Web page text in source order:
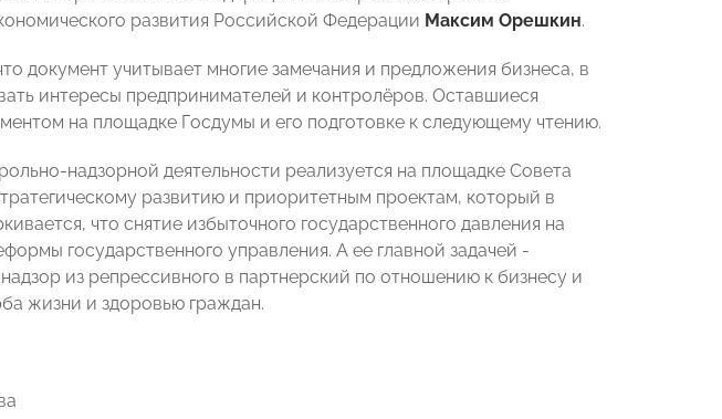
развития Российской Федерации Максим Орешкин.
документ учитывает многие замечания и предложения бизнеса, в
интересы предпринимателей и контролёров. Оставшиеся
на площадке Госдумы и его подготовке к следующему чтению.
надзорной деятельности реализуется на площадке Совета
развитию и приоритетным проектам, который в
что снятие избыточного государственного давления на
государственного управления. А ее главной задачей -
из репрессивного в партнерский по отношению к бизнесу и
жизни и здоровью граждан.